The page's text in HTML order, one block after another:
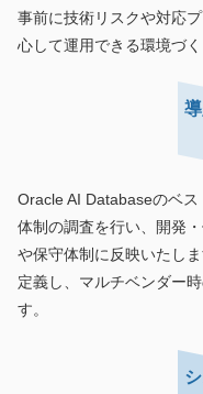
事前に技術リスクや対応
心して運用できる環境づく
Oracle AI Databaseのベ
体制の調査を行い、開発
や保守体制に反映いたし
定義し、マルチベンダー
す。